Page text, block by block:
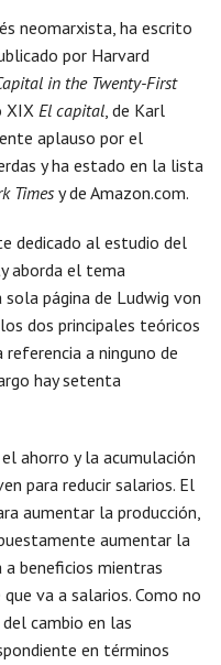
neomarxista, ha escrito
por Harvard
in the Twenty-First
XIX El capital, de Karl
aplauso por el
y ha estado en la lista
Timesy de Amazon.com.
dedicado al estudio del
aborda el tema
página de Ludwig von
dos principales teóricos
a ninguno de
hay setenta
ahorro y la acumulación
para reducir salarios. El
aumentar la producción,
aumentar la
beneficios mientras
va a salarios. Como no
cambio en las
en términos